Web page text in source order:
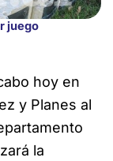
juego
hoy en
y Planes al
la